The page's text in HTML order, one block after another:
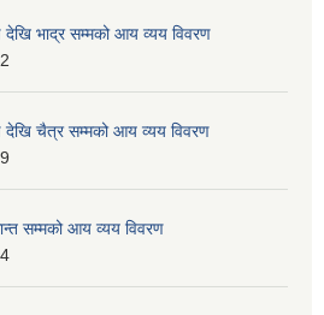
भाद्र सम्मको आय व्यय विवरण
चैत्र सम्मको आय व्यय विवरण
सम्मको आय व्यय विवरण